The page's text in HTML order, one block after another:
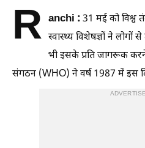
R anchi :31 मई को विश्व
स्वास्थ्य विशेषज्ञों ने
भी इसके प्रति जागरूक
संगठन (WHO) ने वर्ष 1987 में इस